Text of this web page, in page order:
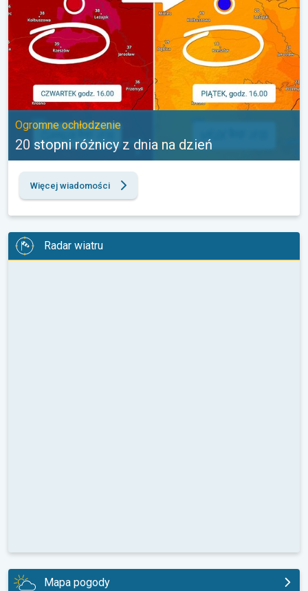
Ogromne ochłodzenie
20 stopni różnicy z dnia na dzień
Więcej wiadomości
Radar wiatru
Mapa pogody